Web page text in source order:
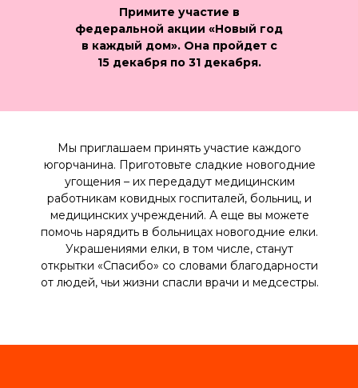
Примите участие в
федеральной акции «Новый год
в каждый дом». Она пройдет с
15 декабря по 31 декабря.
Мы приглашаем принять участие каждого
югорчанина. Приготовьте сладкие новогодние
угощения – их передадут медицинским
работникам ковидных госпиталей, больниц, и
медицинских учреждений. А еще вы можете
помочь нарядить в больницах новогодние елки.
Украшениями елки, в том числе, станут
открытки «Спасибо» со словами благодарности
от людей, чьи жизни спасли врачи и медсестры.